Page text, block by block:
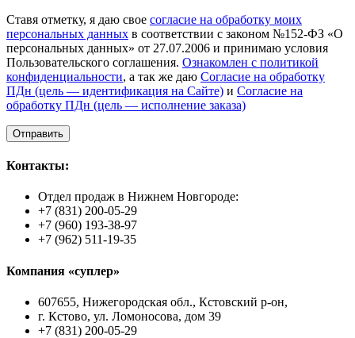
Ставя отметку, я даю свое согласие на обработку моих
персональных данных в соответствии с законом №152-ФЗ «О
персональных данных» от 27.07.2006 и принимаю условия
Пользовательского соглашения. Ознакомлен с политикой
конфиденциальности, а так же даю Согласие на обработку
ПДн (цель — идентификация на Сайте) и Согласие на
обработку ПДн (цель — исполнение заказа)
Контакты:
Отдел продаж в Нижнем Новгороде:
+7 (831) 200-05-29
+7 (960) 193-38-97
+7 (962) 511-19-35
Компания «суплер»
607655, Нижегородская обл., Кстовский р-он,
г. Кстово, ул. Ломоносова, дом 39
+7 (831) 200-05-29